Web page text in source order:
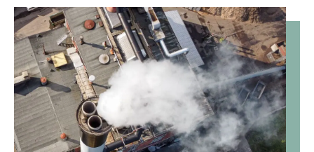
eller flerårige kontrakter.
Kontakt os